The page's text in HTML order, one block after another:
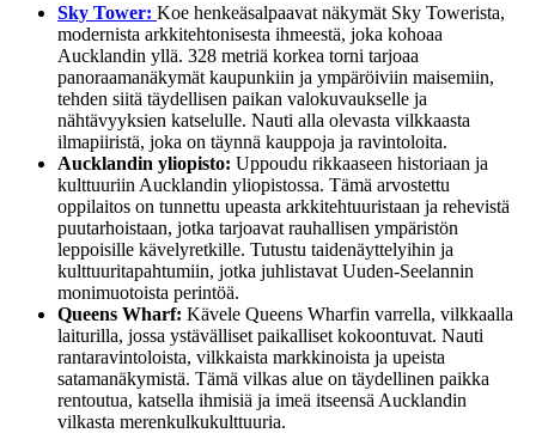
Sky Tower: Koe henkeäsalpaavat näkymät Sky Towerista,
modernista arkkitehtonisesta ihmeestä, joka kohoaa
Aucklandin yllä. 328 metriä korkea torni tarjoaa
panoraamanäkymät kaupunkiin ja ympäröiviin maisemiin,
tehden siitä täydellisen paikan valokuvaukselle ja
nähtävyyksien katselulle. Nauti alla olevasta vilkkaasta
ilmapiiristä, joka on täynnä kauppoja ja ravintoloita.
Aucklandin yliopisto: Uppoudu rikkaaseen historiaan ja
kulttuuriin Aucklandin yliopistossa. Tämä arvostettu
oppilaitos on tunnettu upeasta arkkitehtuuristaan ja rehevistä
puutarhoistaan, jotka tarjoavat rauhallisen ympäristön
leppoisille kävelyretkille. Tutustu taidenäyttelyihin ja
kulttuuritapahtumiin, jotka juhlistavat Uuden-Seelannin
monimuotoista perintöä.
Queens Wharf: Kävele Queens Wharfin varrella, vilkkaalla
laiturilla, jossa ystävälliset paikalliset kokoontuvat. Nauti
rantaravintoloista, vilkkaista markkinoista ja upeista
satamanäkymistä. Tämä vilkas alue on täydellinen paikka
rentoutua, katsella ihmisiä ja imeä itseensä Aucklandin
vilkasta merenkulkukulttuuria.